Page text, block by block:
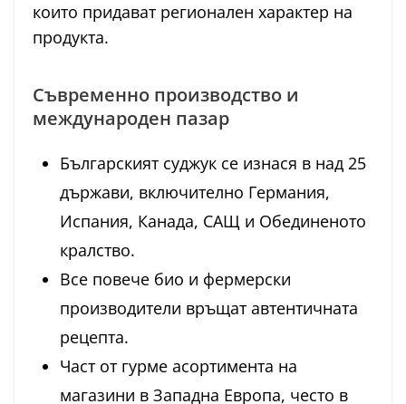
които придават регионален характер на
продукта.
Съвременно производство и
международен пазар
Българският суджук се изнася в над 25
държави, включително Германия,
Испания, Канада, САЩ и Обединеното
кралство.
Все повече био и фермерски
производители връщат автентичната
рецепта.
Част от гурме асортимента на
магазини в Западна Европа, често в